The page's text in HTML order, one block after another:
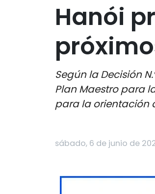
Hanói
Según la Decisión
Plan Maestro para
para la orientación
sábado, 6 de junio de